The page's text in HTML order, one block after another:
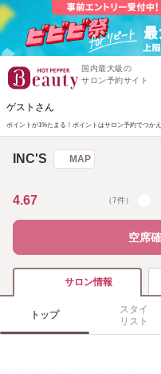
国内最大級の
サロン予約サイト
ゲストさん
ポイントが1%たまる！ ポイントはサロン予約でつかえ
INC'S MAP
4.67 （7件）
空席
サロン情報
トップ
スタイ
リスト